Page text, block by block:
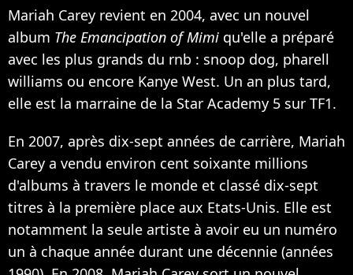
Mariah Carey revient en 2004, avec un nouvel
album The Emancipation of Mimi qu'elle a préparé
avec les plus grands du rnb : snoop dog, pharell
williams ou encore Kanye West. Un an plus tard,
elle est la marraine de la Star Academy 5 sur TF1.
En 2007, après dix-sept années de carrière, Mariah
Carey a vendu environ cent soixante millions
d'albums à travers le monde et classé dix-sept
titres à la première place aux Etats-Unis. Elle est
notamment la seule artiste à avoir eu un numéro
un à chaque année durant une décennie (années